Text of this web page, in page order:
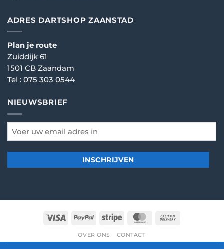
ADRES DARTSHOP ZAANSTAD
Plan je route
Zuiddijk 61
1501 CB Zaandam
Tel : 075 303 0544
NIEUWSBRIEF
email
*
Visa PayPal Stripe MasterCard
OVER ONS CONTACT